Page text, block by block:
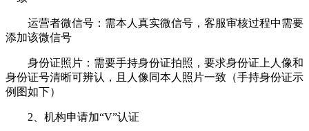
运营者微信号：需本人真实微信号，客服审核过程中需要
添加该微信号
身份证照片：需要手持身份证拍照，要求身份证上人像和
身份证号清晰可辨认，且人像同本人照片一致（手持身份证示
例图如下）
2、机构申请加“V”认证